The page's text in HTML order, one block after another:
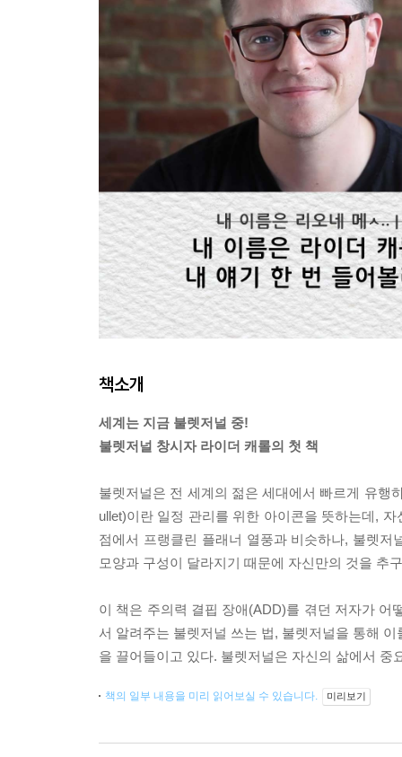
책소개
세계는 지금 불렛저널 중!
불렛저널 창시자 라이더 캐롤의 첫 책
불렛저널은 전 세계의 젊은 세대에서 빠르게 유행
ullet)이란 일정 관리를 위한 아이콘을 뜻하는데,
점에서 프랭클린 플래너 열풍과 비슷하나, 불렛
모양과 구성이 달라지기 때문에 자신만의 것을 추
이 책은 주의력 결핍 장애(ADD)를 겪던 저자가 어
서 알려주는 불렛저널 쓰는 법, 불렛저널을 통해
을 끌어들이고 있다. 불렛저널은 자신의 삶에서
책의 일부 내용을 미리 읽어보실 수 있습니다. 미리보기